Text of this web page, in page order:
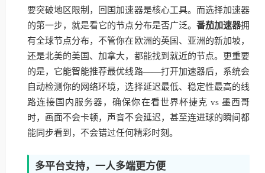
要突破地区限制，回国加速器是核心工具。而选择加速器
的第一步，就是看它的节点分布是否广泛。 番茄加速器拥
有全球节点分布，不管你在欧洲的英国、亚洲的新加坡，
还是北美的美国、加拿大，都能找到就近的节点。更重要
的是，它能智能推荐最优线路——打开加速器后，系统会
自动检测你的网络环境，选择延迟最低、稳定性最高的线
路连接国内服务器，确保你在看世界杯捷克 vs 墨西哥
时，画面不会卡顿，声音不会延迟，甚至连进球的瞬间都
能同步看到，不会错过任何精彩时刻。
多平台支持，一人多端更方便